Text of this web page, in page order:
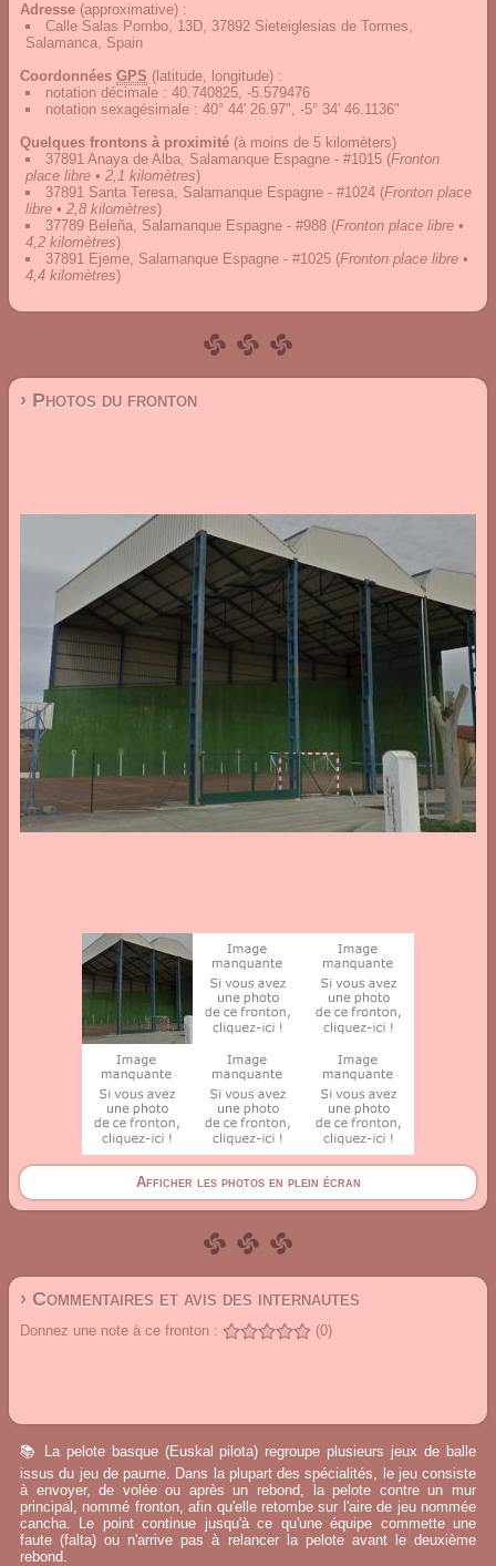
Adresse (approximative) :
Calle Salas Pombo, 13D, 37892 Sieteiglesias de Tormes,
Salamanca, Spain
Coordonnées GPS (latitude, longitude) :
notation décimale : 40.740825, -5.579476
notation sexagésimale : 40° 44' 26.97", -5° 34' 46.1136"
Quelques frontons à proximité (à moins de 5 kilomèters)
37891 Anaya de Alba, Salamanque Espagne - #1015 (Fronton
place libre • 2,1 kilomètres)
37891 Santa Teresa, Salamanque Espagne - #1024 (Fronton place
libre • 2,8 kilomètres)
37789 Beleña, Salamanque Espagne - #988 (Fronton place libre •
4,2 kilomètres)
37891 Ejeme, Salamanque Espagne - #1025 (Fronton place libre •
4,4 kilomètres)
› Photos du fronton
Afficher les photos en plein écran
› Commentaires et avis des internautes
Donnez une note à ce fronton : (0)
📚 La pelote basque (Euskal pilota) regroupe plusieurs jeux de balle
issus du jeu de paume. Dans la plupart des spécialités, le jeu consiste
à envoyer, de volée ou après un rebond, la pelote contre un mur
principal, nommé fronton, afin qu'elle retombe sur l'aire de jeu nommée
cancha. Le point continue jusqu'à ce qu'une équipe commette une
faute (falta) ou n'arrive pas à relancer la pelote avant le deuxième
rebond.